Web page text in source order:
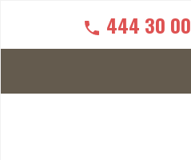
444 30 00